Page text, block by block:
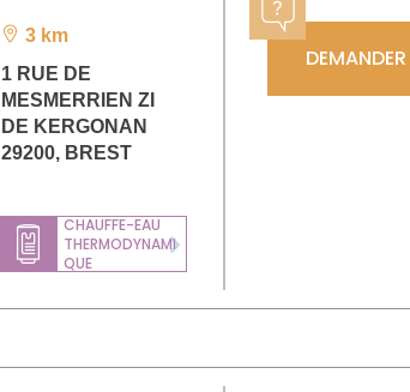
3 km
1 RUE DE
MESMERRIEN ZI
DE KERGONAN
29200, BREST
CHAUFFE-EAU
THERMODYNAMI
QUE
Next